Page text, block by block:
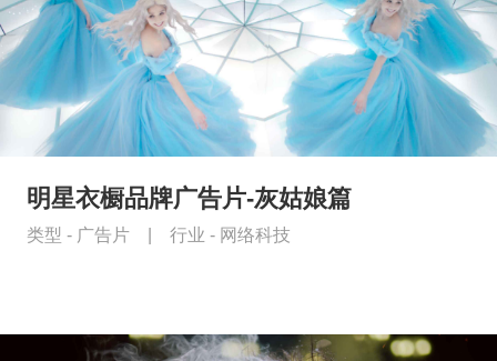
明星衣橱品牌广告片-灰姑娘篇
类型 - 广告片 行业 - 网络科技